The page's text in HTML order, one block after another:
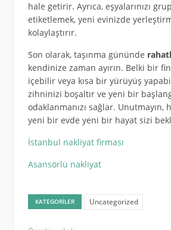
hale getirir. Ayrıca, eşyalarınızı
etiketlemek, yeni evinizde
kolaylaştırır.
Son olarak, taşınma gününde
kendinize zaman ayırın. Belki bir
içebilir veya kısa bir yürüyüş
zihninizi boşaltır ve yeni bir
odaklanmanızı sağlar. Unutmayın,
yeni bir evde yeni bir hayat sizi
İstanbul nakliyat firması
Asansörlü nakliyat
KATEGORILER Uncategorized